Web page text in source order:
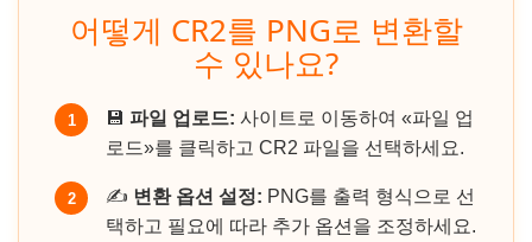
어떻게 CR2를 PNG로 변환할
수 있나요?
1 💾 파일 업로드: 사이트로 이동하여 «파일 업
로드»를 클릭하고 CR2 파일을 선택하세요.
2 ✍️ 변환 옵션 설정: PNG를 출력 형식으로 선
택하고 필요에 따라 추가 옵션을 조정하세요.